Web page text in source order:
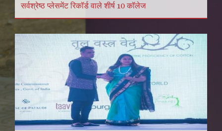
सर्वश्रेष्ठ प्लेसमेंट रिकॉर्ड वाले शीर्ष 10 कॉलेज